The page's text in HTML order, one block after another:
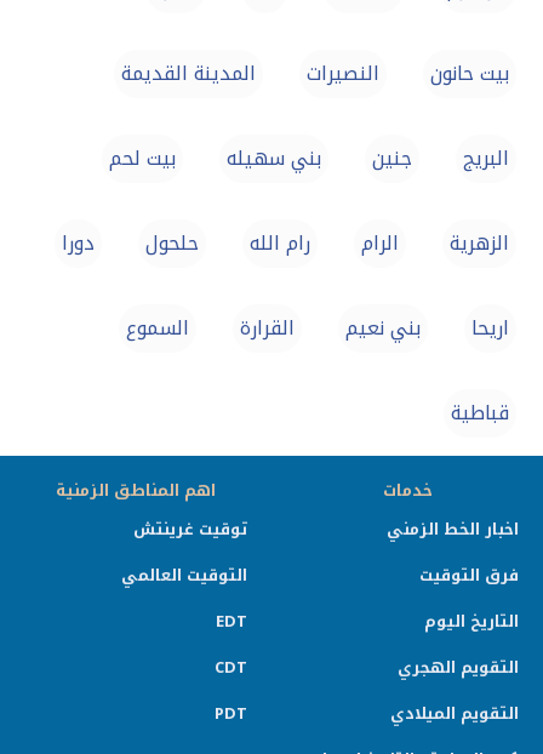
بيت حانون النصيرات المدينة القديمة
البريج جنين بني سهيله بيت لحم
الزهرية الرام رام الله حلحول دورا
اريحا بني نعيم القرارة السموع
قباطية
خدمات
اخبار الخط الزمني
فرق التوقيت
التاريخ اليوم
التقويم الهجري
التقويم الميلادي
اهم المناطق الزمنية
توقيت غرينتش
التوقيت العالمي
EDT
CDT
PDT